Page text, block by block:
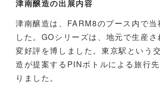
津南醸造の出展内容
津南醸造は、FARM8のブース内で
した。GOシリーズは、地元で生産
変好評を博しました。東京駅という
造が提案するPINボトルによる旅行
りました。